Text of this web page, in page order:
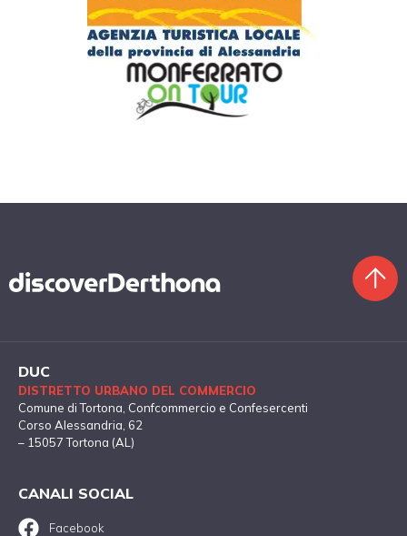
DUC
DISTRETTO URBANO DEL COMMERCIO
Comune di Tortona , Confcommercio e Confesercenti
Corso Alessandria, 62
– 15057 Tortona (AL)
CANALI SOCIAL
Facebook